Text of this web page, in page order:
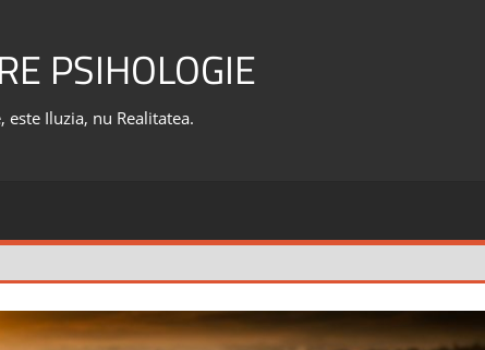
PSIHOLOGIE
este Iluzia, nu Realitatea.